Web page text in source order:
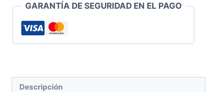
GARANTÍA DE SEGURIDAD EN EL PAGO
Descripción